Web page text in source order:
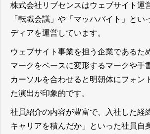
株式会社リブセンスはウェブサイト運
「転職会議」や「マッハバイト」とい
ディアを運営しています。
ウェブサイト事業を担う企業であるた
マークをベースに変形するマークや手
カーソルを合わせると明朝体にフォン
た演出が印象的です。
社員紹介の内容が豊富で、入社した経
キャリアを積んだか」といった社員自